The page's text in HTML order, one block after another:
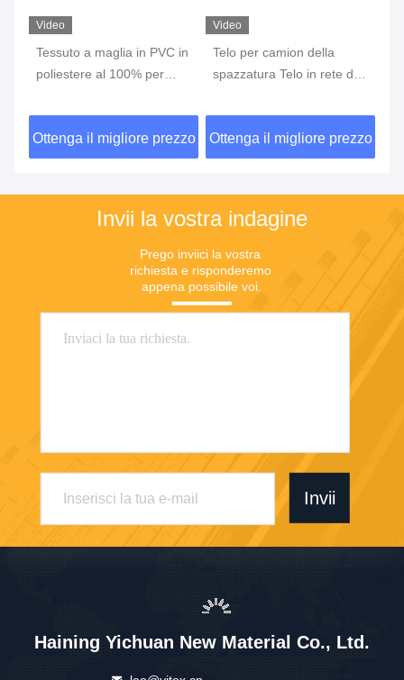
Video
Telo per camion della
spazzatura Telo in rete di
Ottenga il migliore prezzo
Video
Tela di rimorchio
Ottenga il migliore prezzo
Invii la vostra indagine
Prego inviici la vostra
richiesta e risponderemo
appena possibile voi.
Invii
Haining Yichuan New Material Co., Ltd.